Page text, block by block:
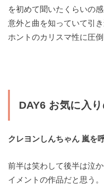
を初めて聞いたくらいの
意外と曲を知っていて引
ホントのカリスマ性に圧倒
DAY6 お気に入
クレヨンしんちゃん 嵐を
前半は笑わして後半は泣
イメントの作品だと思う